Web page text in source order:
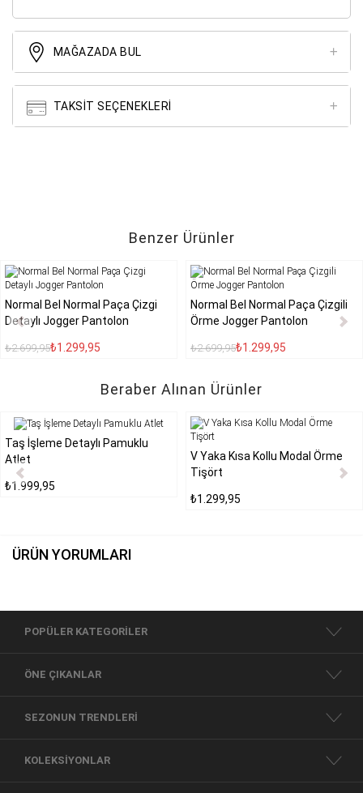
MAĞAZADA BUL
TAKSIT SEÇENEKLERI
Benzer Ürünler
Normal Bel Normal Paça Çizgi
Detaylı Jogger Pantolon
₺2.699,95₺1.299,95
Normal Bel Normal Paça Çizgili
Örme Jogger Pantolon
₺2.699,95₺1.299,95
Beraber Alınan Ürünler
Taş İşleme Detaylı Pamuklu
Atlet
₺1.999,95
V Yaka Kısa Kollu Modal Örme
Tişört
₺1.299,95
ÜRÜN YORUMLARI
POPÜLER KATEGORİLER
ÖNE ÇIKANLAR
SEZONUN TRENDLERİ
KOLEKSİYONLAR